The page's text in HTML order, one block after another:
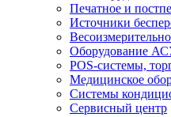
Печатное и
Источники
Оборудование
POS-системы,
Медицинское
Системы
Сервисный центр